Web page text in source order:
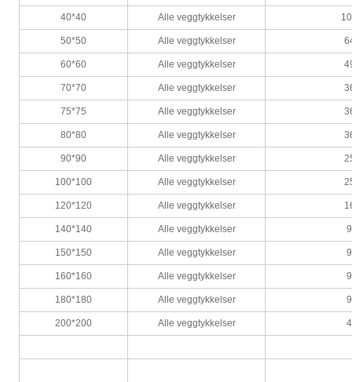
40*40 Alle veggtykkelser
50*50 Alle veggtykkelser
60*60 Alle veggtykkelser
70*70 Alle veggtykkelser
75*75 Alle veggtykkelser
80*80 Alle veggtykkelser
90*90 Alle veggtykkelser
100*100 Alle veggtykkelser
120*120 Alle veggtykkelser
140*140 Alle veggtykkelser 9
150*150 Alle veggtykkelser 9
160*160 Alle veggtykkelser 9
180*180 Alle veggtykkelser 9
200*200 Alle veggtykkelser 4